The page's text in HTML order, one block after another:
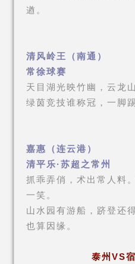
遒。
清风岭王（南通）
常徐球赛
天目湖光映竹幽，云龙
绿茵竞技谁称冠，一脚
嘉惠（连云港）
清平乐·苏超之常州
抓乖弄俏，术出常人料
一笑。
山水园有游船，跻登还
也算因缘。
泰州 VS